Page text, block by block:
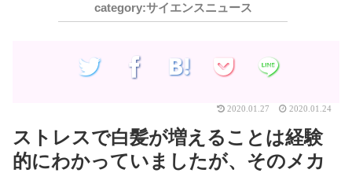
サイエンスニュース
2020.01.27 2020.01.24
ストレスで白髪が増えることは経験
的にわかっていましたが、そのメカ